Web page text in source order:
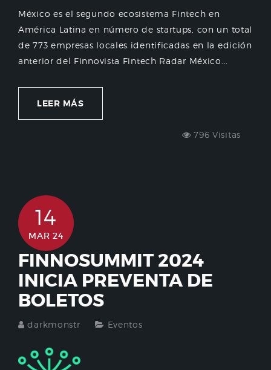
México es el segundo ecosistema Fintech en
América Latina en número de startups, con un total
de 773 empresas locales identificadas en la edición
anterior del Finnovista Fintech Radar México...
LEER MÁS
796 Visitas
14
MAR 24
FINNOSUMMIT 2024
INICIA PREVENTA DE
BOLETOS
darkmonstr Eventos